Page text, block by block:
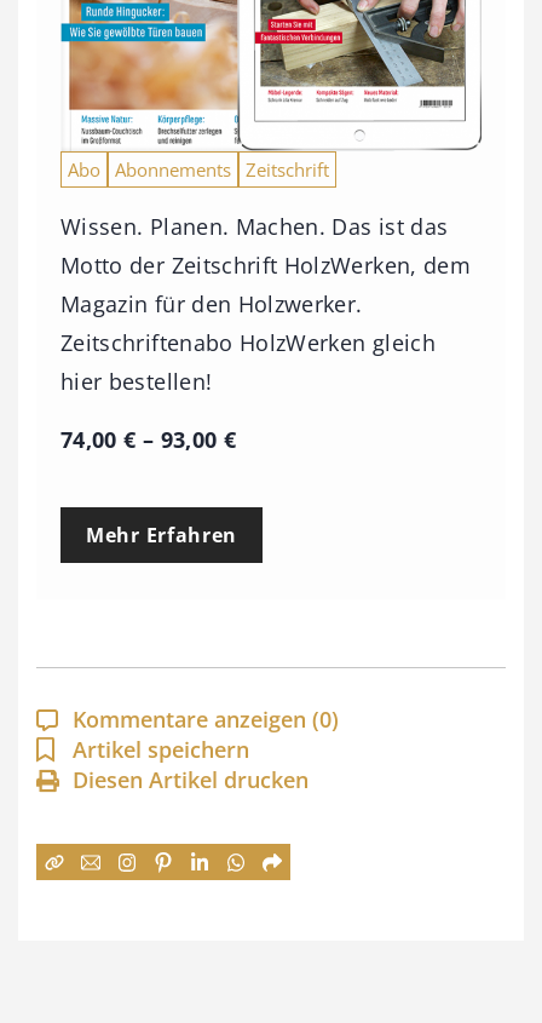
Abo Abonnements Zeitschrift
Wissen. Planen. Machen. Das ist das
Motto der Zeitschrift HolzWerken, dem
Magazin für den Holzwerker.
Zeitschriftenabo HolzWerken gleich
hier bestellen!
74,00€ – 93,00 €P
e
p
a
n
n
:
Mehr Erfahren
Kommentare anzeigen (0)
Artikel speichern
Diesen Artikel drucken